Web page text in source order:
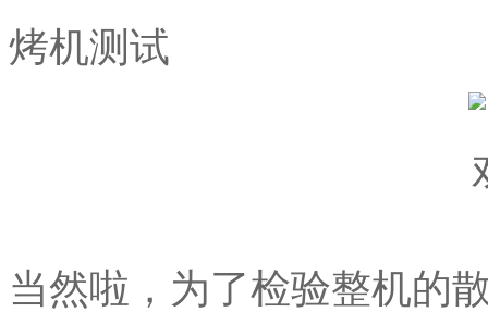
烤机测试
当然啦，为了检验整机的